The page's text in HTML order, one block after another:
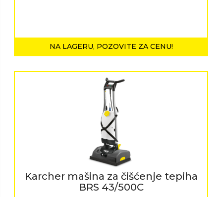
NA LAGERU, POZOVITE ZA CENU!
Karcher mašina za čišćenje tepiha
BRS 43/500C